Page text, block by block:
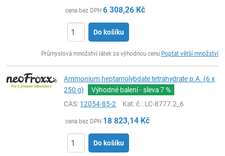
cena bez DPH 6 308,26 Kč
Do košíku
Průmyslová množství látek za výhodnou cenu Poptat větší množství
Ammonium heptamolybdate tetrahydrate p.A. (6 x
250 g)
Výhodné balení - sleva7 %
CAS: 12054-85-2 Kat. č.: LC-8777.2_6
cena bez DPH 18 823,14 Kč
Do košíku